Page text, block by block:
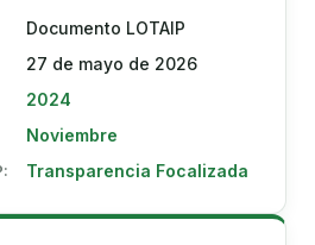
Documento LOTAIP
27 de mayo de 2026
2024
Noviembre
Transparencia Focalizada